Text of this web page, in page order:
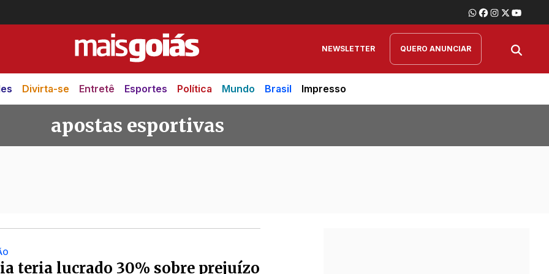
NEWSLETTER QUERO ANUNCIAR
Divirta-se Entretê Esportes Política Mundo Brasil Impresso
apostas esportivas
teria lucrado 30% sobre prejuízo